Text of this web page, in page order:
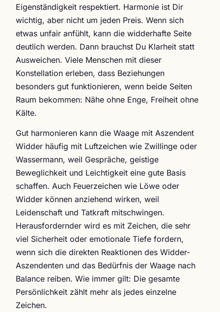
Eigenständigkeit respektiert. Harmonie ist Dir
wichtig, aber nicht um jeden Preis. Wenn sich
etwas unfair anfühlt, kann die widderhafte Seite
deutlich werden. Dann brauchst Du Klarheit statt
Ausweichen. Viele Menschen mit dieser
Konstellation erleben, dass Beziehungen
besonders gut funktionieren, wenn beide Seiten
Raum bekommen: Nähe ohne Enge, Freiheit ohne
Kälte.
Gut harmonieren kann die Waage mit Aszendent
Widder häufig mit Luftzeichen wie Zwillinge oder
Wassermann, weil Gespräche, geistige
Beweglichkeit und Leichtigkeit eine gute Basis
schaffen. Auch Feuerzeichen wie Löwe oder
Widder können anziehend wirken, weil
Leidenschaft und Tatkraft mitschwingen.
Herausfordernder wird es mit Zeichen, die sehr
viel Sicherheit oder emotionale Tiefe fordern,
wenn sich die direkten Reaktionen des Widder-
Aszendenten und das Bedürfnis der Waage nach
Balance reiben. Wie immer gilt: Die gesamte
Persönlichkeit zählt mehr als jedes einzelne
Zeichen.